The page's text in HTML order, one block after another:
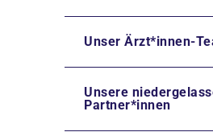
Unser Ärzt*innen-
Unsere
Partner*innen